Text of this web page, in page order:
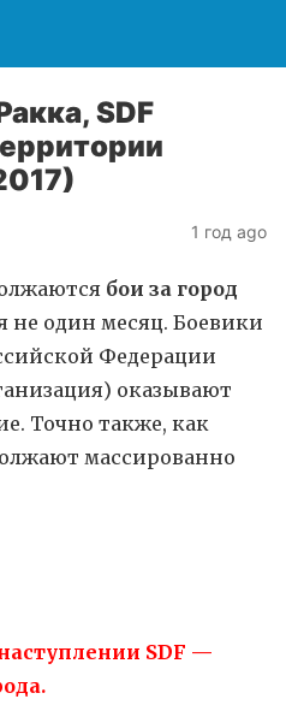
SDF
1 год ago
бои за город
не один месяц. Боевики
Федерации
оказывают
Точно также, как
массированно
SDF —